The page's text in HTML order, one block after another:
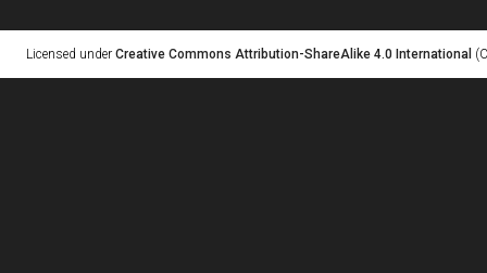
Licensed under Creative Commons Attribution-ShareAlike 4.0 International